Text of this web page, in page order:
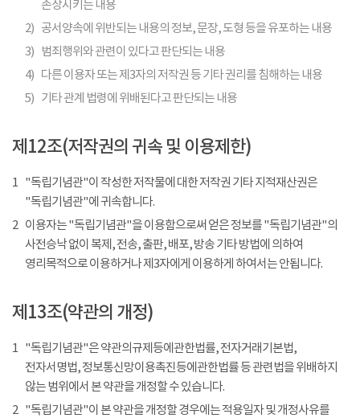
손상시키는 내용
2) 공서양속에 위반되는 내용의 정보, 문장, 도형 등을 유포하는 내용
3)
범죄행위와 관련이 있다고 판단되는 내용
4) 다른 이용자 또는 제3자의 저작권 등 기타 권리를 침해하는 내용
5) 기타 관계 법령에 위배된다고 판단되는 내용
제12조(저작권의 귀속 및 이용제한)
1 "독립기념관"이 작성한 저작물에 대한 저작권 기타 지적재산권은
"독립기념관"에 귀속합니다.
2 이용자는 "독립기념관"을 이용함으로써 얻은 정보를 "독립기념관"의
사전승낙 없이 복제, 전송, 출판, 배포, 방송 기타 방법에 의하여
영리목적으로 이용하거나 제3자에게 이용하게 하여서는 안됩니다.
제13조(약관의 개정)
1 "독립기념관"은 약관의규제등에관한법률, 전자거래기본법,
전자서명법, 정보통신망이용촉진등에관한법률 등 관련법을 위배하지
않는 범위에서 본 약관을 개정할 수 있습니다.
2 "독립기념관"이 본 약관을 개정할 경우에는 적용일자 및 개정사유를